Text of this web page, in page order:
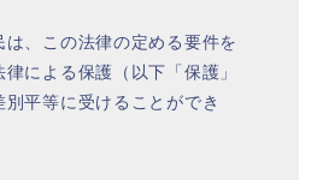
、この法律の定める要件を
による保護（以下「保護」
平等に受けることができ